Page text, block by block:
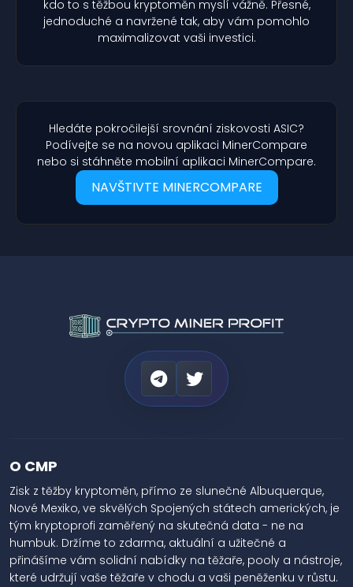
kdo to s těžbou kryptoměn myslí vážně. Přesné,
jednoduché a navržené tak, aby vám pomohlo
maximalizovat vaši investici.
Hledáte pokročilejší srovnání ziskovosti ASIC?
Podívejte se na novou aplikaci MinerCompare
nebo si stáhněte mobilní aplikaci MinerCompare.
NAVŠTIVTE MINERCOMPARE
O CMP
Zisk z těžby kryptoměn, přímo ze slunečné Albuquerque,
Nové Mexiko, ve skvělých Spojených státech amerických, je
tým kryptoprofi zaměřený na skutečná data - ne na
humbuk. Držíme to zdarma, aktuální a užitečné a
přinášíme vám solidní nabídky na těžaře, pooly a nástroje,
které udržují vaše těžaře v chodu a vaši peněženku v růstu.